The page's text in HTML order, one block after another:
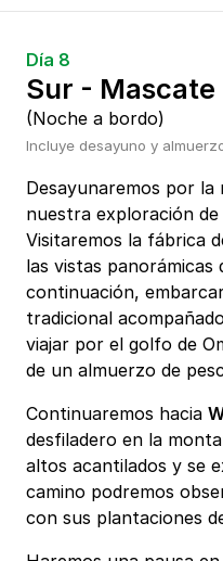
Día 8
Sur - Mascate
(Noche a bordo)
Incluye desayuno y
Desayunaremos por
nuestra exploración
Visitaremos la fábrica
las vistas panorámicas
continuación,
tradicional
viajar por el golfo de
de un almuerzo de
Continuaremos hacia
desfiladero en la
altos acantilados y se
camino podremos
con sus plantaciones